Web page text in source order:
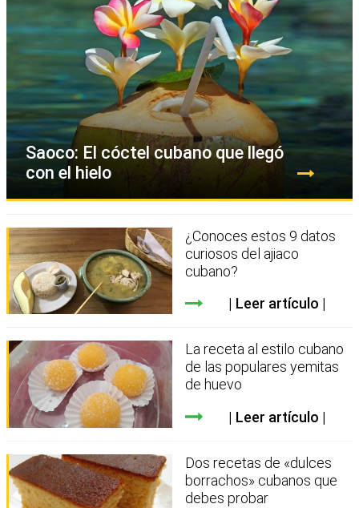
Saoco: El cóctel cubano que llegó
con el hielo
¿Conoces estos 9 datos
curiosos del ajiaco
cubano?
Leer artículo
La receta al estilo cubano
de las populares yemitas
de huevo
Leer artículo
Dos recetas de «dulces
borrachos» cubanos que
debes probar